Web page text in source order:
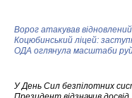
Ворог атакував
Коцюбинський ліцей:
ОДА оглянула масштаби
У День Сил безпілотних